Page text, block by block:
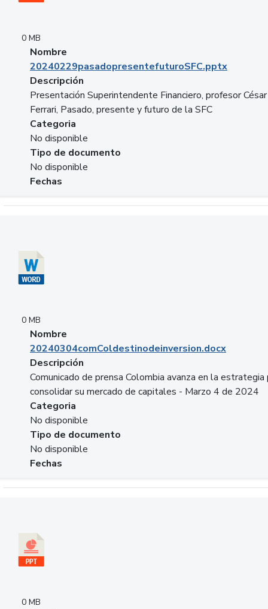
0 MB
Nombre
20240229pasadopresentefuturoSFC.pptx
Descripción
Presentación Superintendente Financiero, profesor César
Ferrari, Pasado, presente y futuro de la SFC
Categoria
No disponible
Tipo de documento
No disponible
Fechas
0 MB
Nombre
20240304comColdestinodeinversion.docx
Descripción
Comunicado de prensa Colombia avanza en la estrategia
consolidar su mercado de capitales - Marzo 4 de 2024
Categoria
No disponible
Tipo de documento
No disponible
Fechas
0 MB